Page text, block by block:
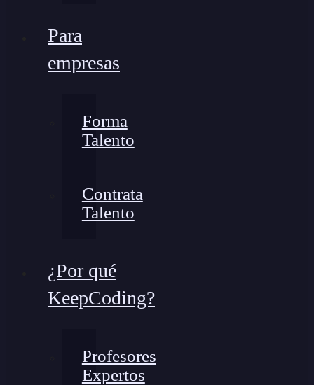
Para
empresas
Forma
Talento
Contrata
Talento
¿Por qué
KeepCoding?
Profesores
Expertos